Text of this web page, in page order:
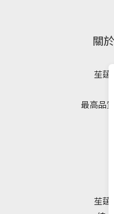
關
苼莛
最高品
苼莛